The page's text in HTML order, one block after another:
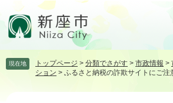
頭飛 現在地 トップページ > 分類でさがす > 市政情報 >
ション > ふるさと納税の詐欺サイトにご注